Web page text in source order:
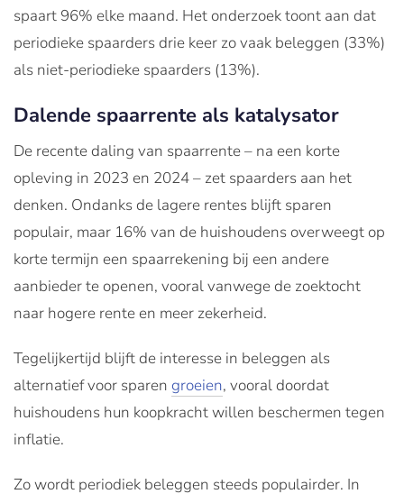
spaart 96% elke maand. Het onderzoek toont aan dat
periodieke spaarders drie keer zo vaak beleggen (33%)
als niet-periodieke spaarders (13%).
Dalende spaarrente als katalysator
De recente daling van spaarrente – na een korte
opleving in 2023 en 2024 – zet spaarders aan het
denken. Ondanks de lagere rentes blijft sparen
populair, maar 16% van de huishoudens overweegt op
korte termijn een spaarrekening bij een andere
aanbieder te openen, vooral vanwege de zoektocht
naar hogere rente en meer zekerheid.
Tegelijkertijd blijft de interesse in beleggen als
alternatief voor sparen groeien, vooral doordat
huishoudens hun koopkracht willen beschermen tegen
inflatie.
Zo wordt periodiek beleggen steeds populairder. In